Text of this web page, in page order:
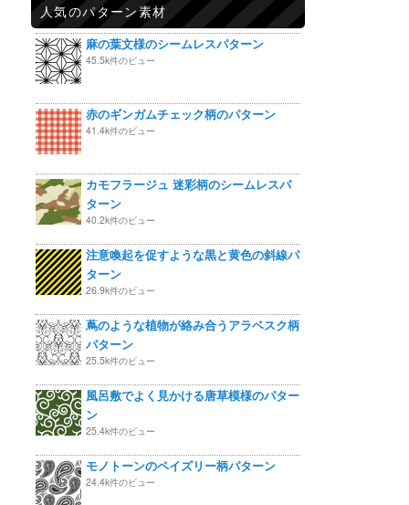
人気のパターン素材
麻の葉文様のシームレスパターン
45.5k件のビュー
赤のギンガムチェック柄のパターン
41.4k件のビュー
カモフラージュ 迷彩柄のシームレスパ
ターン
40.2k件のビュー
注意喚起を促すような黒と黄色の斜線パ
ターン
26.9k件のビュー
蔦のような植物が絡み合うアラベスク柄
パターン
25.5k件のビュー
風呂敷でよく見かける唐草模様のパター
ン
25.4k件のビュー
モノトーンのペイズリー柄パターン
24.4k件のビュー